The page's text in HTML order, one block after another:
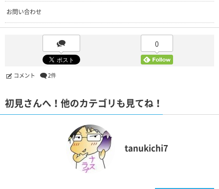
お問い合わせ
0
コメント 2件
初見さんへ！他のカテゴリも見てね！
tanukichi7